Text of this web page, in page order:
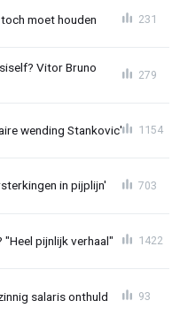
moet houden 231
Vitor Bruno
279
wending Stankovic' 1154
in pijplijn' 703
pijnlijk verhaal" 1422
salaris onthuld 93